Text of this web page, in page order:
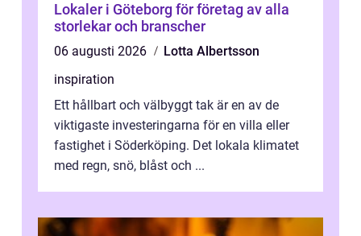
Lokaler i Göteborg för företag av alla
storlekar och branscher
06 augusti 2026
Lotta Albertsson
inspiration
Ett hållbart och välbyggt tak är en av de
viktigaste investeringarna för en villa eller
fastighet i Söderköping. Det lokala klimatet
med regn, snö, blåst och ...